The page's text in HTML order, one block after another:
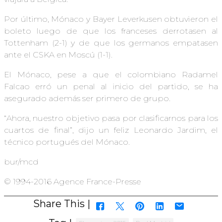
Por último, Mónaco y Bayer Leverkusen obtuvieron el
boleto luego de que los franceses derrotasen al
Tottenham (2-1) y de que los germanos empatasen
ante el CSKA en Moscú (1-1).
El Mónaco, pese a que el colombiano Radamel
Falcao erró un penal al inicio del partido, se ha
asegurado además ser primero de grupo.
“Ahora, nuestro objetivo pasa por clasificarnos para los
cuartos de final”, dijo un feliz Leonardo Jardim, el
técnico portugués del Mónaco.
bur/mcd
© 1994-2016 Agence France-Presse
Share This |